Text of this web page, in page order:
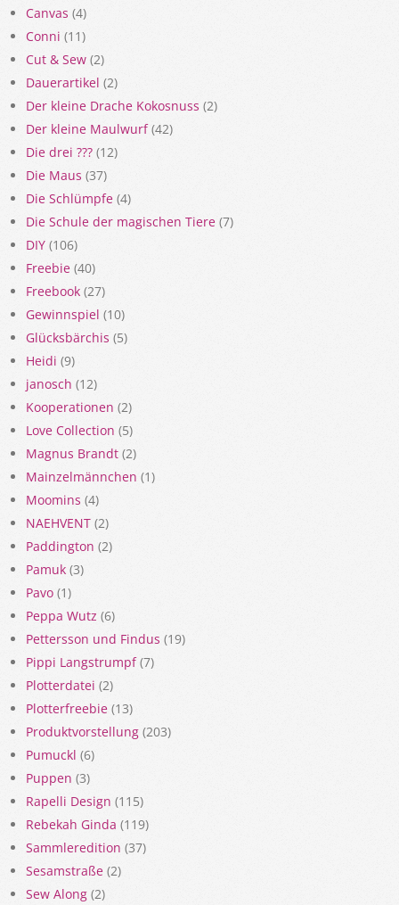
Canvas (4)
Conni (11)
Cut & Sew (2)
Dauerartikel (2)
Der kleine Drache Kokosnuss (2)
Der kleine Maulwurf(42)
Die drei ??? (12)
Die Maus (37)
Die Schlümpfe (4)
Die Schule der magischen Tiere (7)
DIY (106)
Freebie (40)
Freebook (27)
Gewinnspiel (10)
Glücksbärchis (5)
Heidi (9)
janosch (12)
Kooperationen (2)
Love Collection (5)
Magnus Brandt (2)
Mainzelmännchen (1)
Moomins (4)
NAEHVENT (2)
Paddington (2)
Pamuk (3)
Pavo (1)
Peppa Wutz (6)
Pettersson und Findus (19)
Pippi Langstrumpf(7)
Plotterdatei (2)
Plotterfreebie (13)
Produktvorstellung (203)
Pumuckl (6)
Puppen (3)
Rapelli Design (115)
Rebekah Ginda (119)
Sammleredition (37)
Sesamstraße (2)
Sew Along (2)